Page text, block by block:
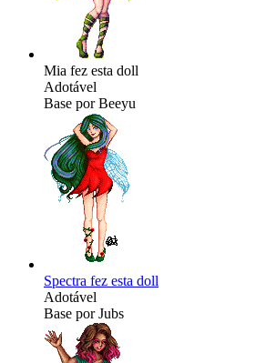
Mia fez esta doll
Adotável
Base por Beeyu
Spectra fez esta doll
Adotável
Base por Jubs